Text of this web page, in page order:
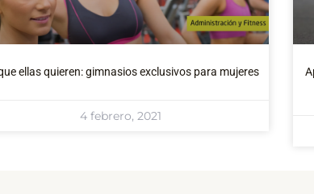
ellas quieren: gimnasios exclusivos para mujeres
4 febrero, 2021